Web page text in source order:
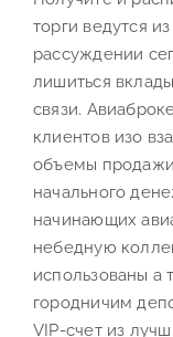
торги ведутся
рассуждении
лишиться
связи.
клиентов изо
объемы продажи
начального
начинающих
небедную
использованы а
городничим
VIP-счет из